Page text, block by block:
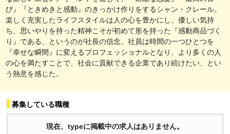
び』『ときめきと感動』のきっかけ作りをするシャン・クレール。
楽しく充実したライフスタイルは人の心を豊かにし、優しい気持
ち、思いやりを持った精神こそが初めて形を持った『感動商品づく
り』である、というのが社長の信念。社員は時間の一つひとつを
『幸せな瞬間』に変えるプロフェッショナルとなり、より多くの人
の心を満たすことで、社会に貢献できる企業であり続けたい、とい
う熱意を感じた。
募集している職種
現在、typeに掲載中の求人はありません。